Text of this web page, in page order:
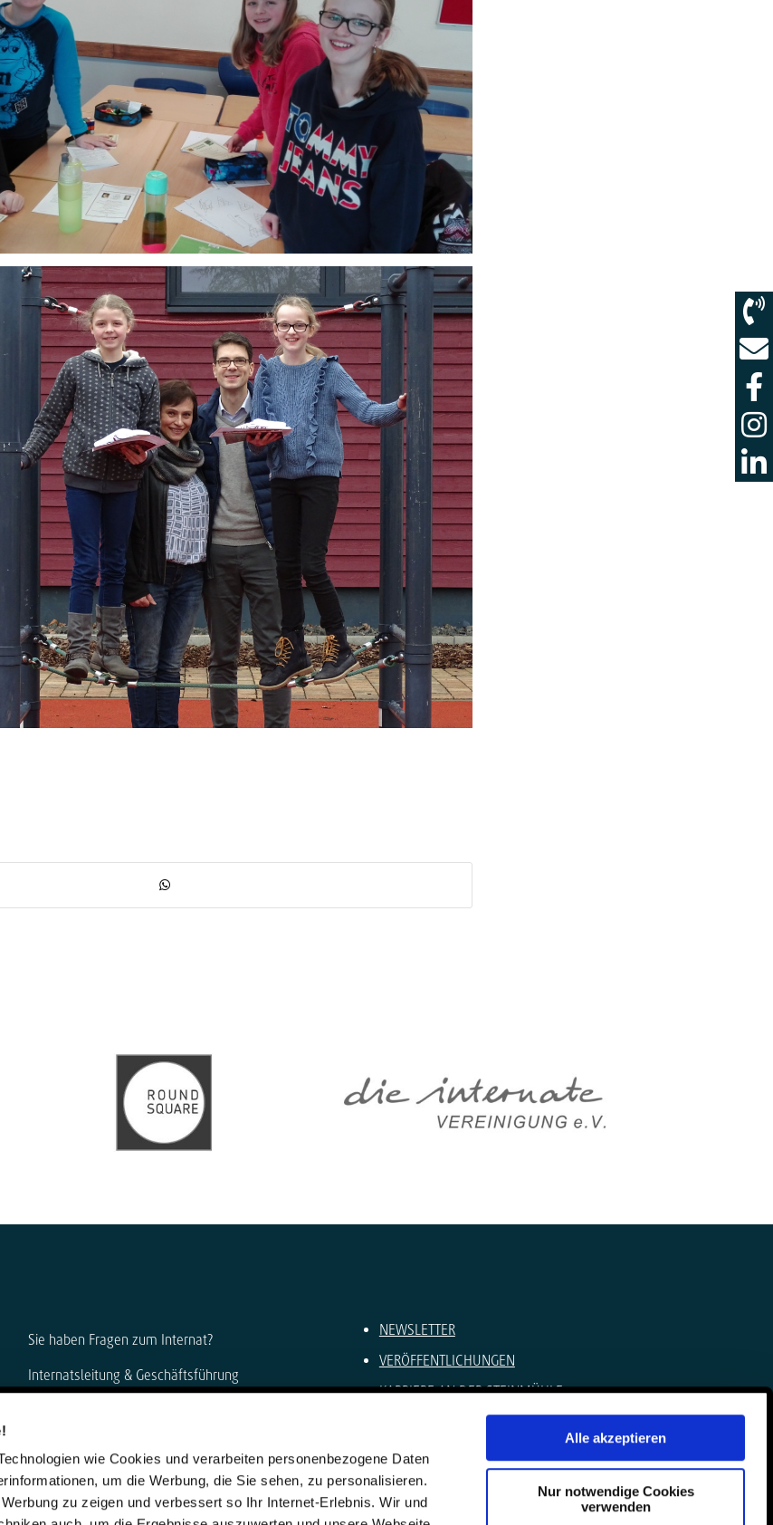
wie Cookies und verarbeiten personenbezogene Daten
um die Werbung, die Sie sehen, zu personalisieren.
zu zeigen und verbessert so Ihr Internet-Erlebnis. Wir und
Alle akzeptieren
Nur notwendige Cookies
verwenden
Sie haben Fragen zum Internat?
Internatsleitung & Geschäftsführung
internat@steinmuehle.de
NEWSLETTER
VERÖFFENTLICHUNGEN
KARRIERE AN DER STEINMÜHLE
IMPRESSUM
DATENSCHUTZ
KONTAKT